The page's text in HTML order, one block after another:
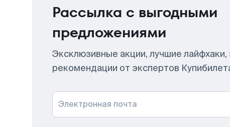
Рассылка с выгодными
предложениями
Эксклюзивные акции, лучшие
рекомендации от экспертов
Электронная почта